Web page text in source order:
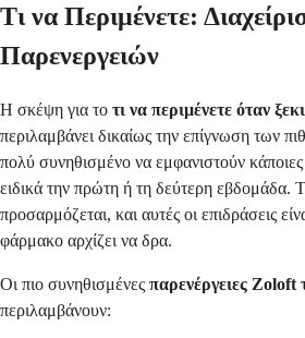
Τι να Περιμένετε:
Παρενεργειών
Η σκέψη για το τι να περιμένετε όταν
περιλαμβάνει δικαίως την επίγνωση των
πολύ συνηθισμένο να εμφανιστούν κάποιες
ειδικά την πρώτη ή τη δεύτερη εβδομάδα.
προσαρμόζεται, και αυτές οι επιδράσεις
φάρμακο αρχίζει να δρα.
Οι πιο συνηθισμένες παρενέργειες
περιλαμβάνουν: